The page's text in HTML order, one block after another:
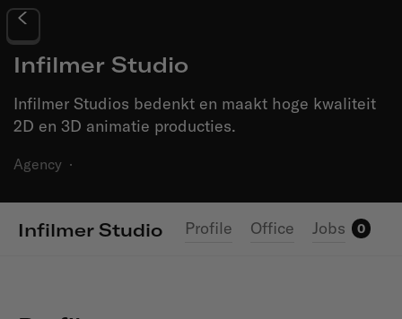
Infilmer Studio
Infilmer Studios bedenkt en maakt hoge kwaliteit
2D en 3D animatie producties.
Agency ·
Infilmer Studio Profile Office Jobs 0